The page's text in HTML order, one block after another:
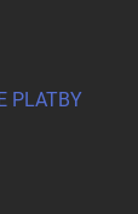
PLATBY